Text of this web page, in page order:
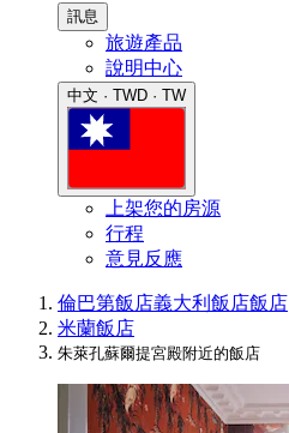
訊息
旅遊產品
說明中心
中文 · TWD · TW
上架您的房源
行程
意見反應
倫巴第飯店義大利飯店飯店
米蘭飯店
朱萊孔蘇爾提宮殿附近的飯店